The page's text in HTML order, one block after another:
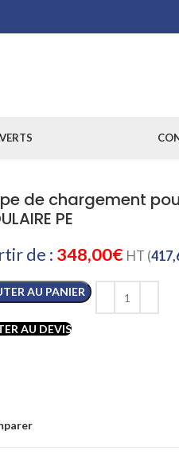
de chargement
PE
de : 348,00€ HT (
AU PANIER
AU DEVIS